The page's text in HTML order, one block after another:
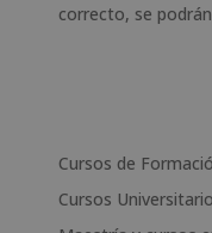
correcto, se
Cursos de
Cursos